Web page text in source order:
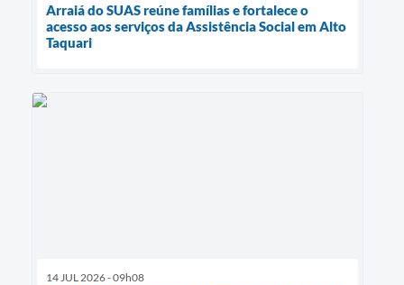
Arraiá do SUAS reúne famílias e fortalece o
acesso aos serviços da Assistência Social em Alto
Taquari
14 JUL 2026 - 09h08